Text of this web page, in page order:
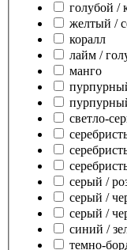
голубой /
желтый /
коралл
лайм /
манго
светло-
серый /
серый /
серый /
синий /
темно-